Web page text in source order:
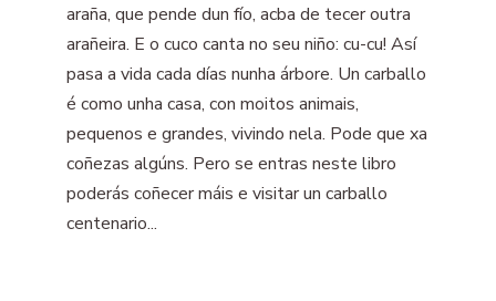
araña, que pende dun fío, acba de tecer outra
arañeira. E o cuco canta no seu niño: cu-cu! Así
pasa a vida cada días nunha árbore. Un carballo
é como unha casa, con moitos animais,
pequenos e grandes, vivindo nela. Pode que xa
coñezas algúns. Pero se entras neste libro
poderás coñecer máis e visitar un carballo
centenario...